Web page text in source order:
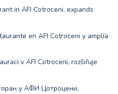
in AFI Cotroceni, expands
en AFI Cotroceni y amplía
v AFI Cotroceni, rozšiřuje
у АФИ Цотроцени,